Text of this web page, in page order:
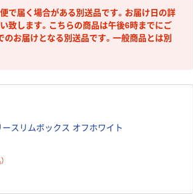
で届く場合がある別送品です。お届け日の詳
致します。こちらの商品は午後6時までにご
お届けとなる別送品です。一般商品とは別
スリムボックス オフホワイト